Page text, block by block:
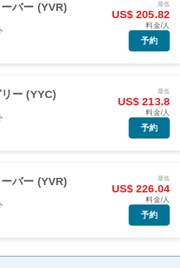
バー (YVR) 最低
US$ 205.82
料金/人
予約
ー (YYC) 最低
US$ 213.8
料金/人
予約
バー (YVR) 最低
US$ 226.04
料金/人
予約